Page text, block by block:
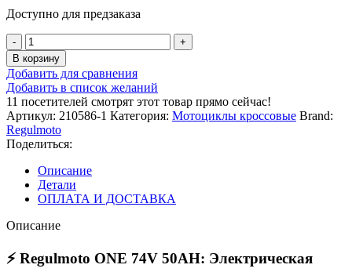
Доступно для предзаказа
Количество
товара
Мотоцикл
Regulmoto
ONE
74V
50AH,
Электрический,
цвет
Камуфляж,
210586-
1
В корзину
Добавить для сравнения
Добавить в список желаний
11 посетителей смотрят этот товар прямо сейчас!
Артикул: 210586-1 Категория: Мотоциклы кроссовые Brand:
Regulmoto
Поделиться:
Описание
Детали
ОПЛАТА И ДОСТАВКА
Описание
⚡ Regulmoto ONE 74V 50AH: Электрическая